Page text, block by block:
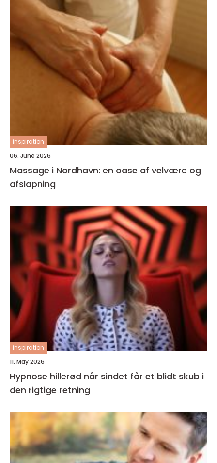
inspiration
06. June 2026
Massage i Nordhavn: en oase af velvære og
afslapning
inspiration
11. May 2026
Hypnose hillerød når sindet får et blidt skub i
den rigtige retning